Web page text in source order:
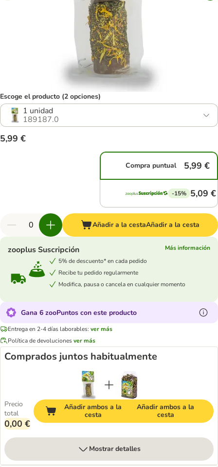
Escoge el producto (2 opciones)
1 unidad
189187.0
5,99 €
Compra puntual 5,99 €
-15% 5,09 €
Añadir a la cestaAñadir a la cesta
zooplus Suscripción
Más información
5% de descuento* en cada pedido
Recibe tu pedido regularmente
Modifica, pausa o cancela en cualquier momento
Gana 6 zooPuntos con este producto
Entrega en 2-4 días laborables: ver más
Política de devolucionesver más
Comprados juntos habitualmente
Precio
total
0,00 €
Añadir ambos a la
cesta
Añadir ambos a la
cesta
Mostrar detalles